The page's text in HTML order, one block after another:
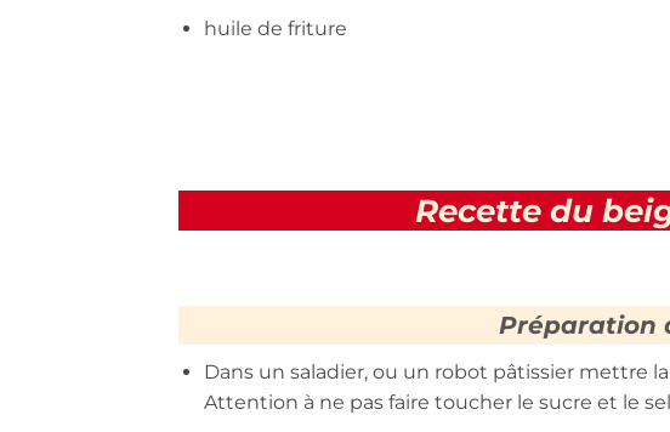
huile de friture
Recette du
Préparation
Dans un saladier, ou un robot pâtissier mettre
Attention à ne pas faire toucher le sucre et le